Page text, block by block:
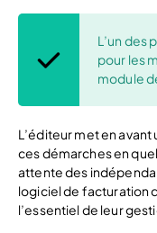
L’un des
pour les
module
L’éditeur met en
ces démarches en
attente des
logiciel de facturation
l’essentiel de leur